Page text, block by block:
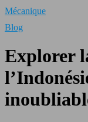
Mécanique
Blog
Explorer